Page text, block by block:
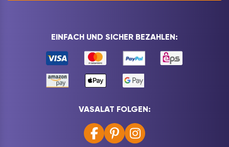
EINFACH UND SICHER BEZAHLEN:
VASALAT FOLGEN: